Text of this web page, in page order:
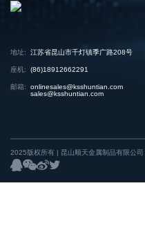
地址: 江苏省昆山市千灯镇季广路208号
座机: (86)18912662291
邮箱:
onlinesales@ksshuntian.com
sales@ksshuntian.com
2025版权所有 | 昆山顺天金属制品有限公司